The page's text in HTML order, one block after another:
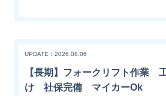
UPDATE：2026.08.06
【長期】フォークリフト作業
け 社保完備 マイカーOk